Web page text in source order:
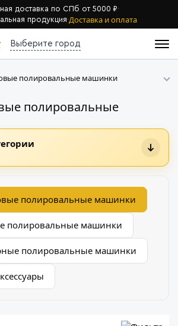
доставка по СПб от 5000 ₽·
продукция·Доставка и оплата
Выберите город
полировальные машинки
полировальные
полировальные машинки
полировальные машинки
полировальные машинки